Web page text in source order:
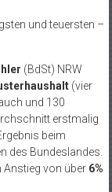
und teuersten –
(BdSt) NRW
(vier
und 130
erstmalig
beim
des Bundeslandes.
Anstieg von über 6%